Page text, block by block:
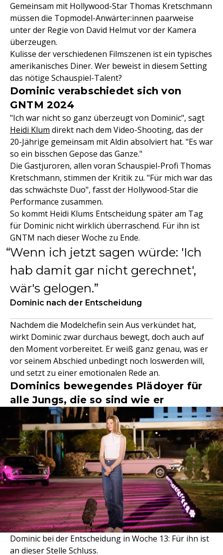
Gemeinsam mit Hollywood-Star Thomas Kretschmann
müssen die Topmodel-Anwärter:innen paarweise
unter der Regie von David Helmut vor der Kamera
überzeugen.
Kulisse der verschiedenen Filmszenen ist ein typisches
amerikanisches Diner. Wer beweist in diesem Setting
das nötige Schauspiel-Talent?
Dominic verabschiedet sich von
GNTM 2024
"Ich war nicht so ganz überzeugt von Dominic", sagt
Heidi Klum direkt nach dem Video-Shooting, das der
20-Jährige gemeinsam mit Aldin absolviert hat. "Es war
so ein bisschen Gepose das Ganze."
Die Gastjuroren, allen voran Schauspiel-Profi Thomas
Kretschmann, stimmen der Kritik zu. "Für mich war das
das schwächste Duo", fasst der Hollywood-Star die
Performance zusammen.
So kommt Heidi Klums Entscheidung später am Tag
für Dominic nicht wirklich überraschend. Für ihn ist
GNTM nach dieser Woche zu Ende.
Wenn ich jetzt sagen würde: 'Ich
hab damit gar nicht gerechnet',
wär's gelogen.
Dominic nach der Entscheidung
Nachdem die Modelchefin sein Aus verkündet hat,
wirkt Dominic zwar durchaus bewegt, doch auch auf
den Moment vorbereitet. Er weiß ganz genau, was er
vor seinem Abschied unbedingt noch loswerden will,
und setzt zu einer emotionalen Rede an.
Dominics bewegendes Plädoyer für
alle Jungs, die so sind wie er
Dominic bei der Entscheidung in Woche 13: Für ihn ist
an dieser Stelle Schluss.